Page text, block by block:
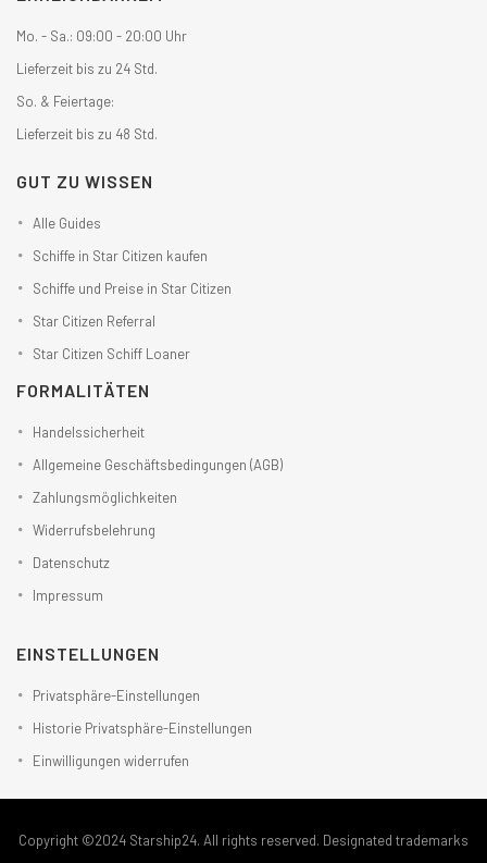
Mo. - Sa.: 09:00 - 20:00 Uhr
Lieferzeit bis zu 24 Std.
So. & Feiertage:
Lieferzeit bis zu 48 Std.
GUT ZU WISSEN
Alle Guides
Schiffe in Star Citizen kaufen
Schiffe und Preise in Star Citizen
Star Citizen Referral
Star Citizen Schiff Loaner
FORMALITÄTEN
Handelssicherheit
Allgemeine Geschäftsbedingungen (AGB)
Zahlungsmöglichkeiten
Widerrufsbelehrung
Datenschutz
Impressum
EINSTELLUNGEN
Privatsphäre-Einstellungen
Historie Privatsphäre-Einstellungen
Einwilligungen widerrufen
Copyright ©2024 Starship24. All rights reserved. Designated trademarks